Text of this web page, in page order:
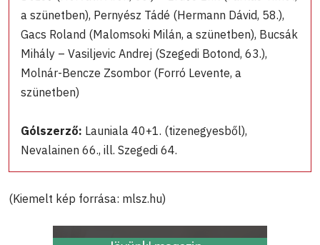
a szünetben), Pernyész Tádé (Hermann Dávid, 58.),
Gacs Roland (Malomsoki Milán, a szünetben), Bucsák
Mihály – Vasiljevic Andrej (Szegedi Botond, 63.),
Molnár-Bencze Zsombor (Forró Levente, a
szünetben)
Gólszerző: Launiala 40+1. (tizenegyesből),
Nevalainen 66., ill. Szegedi 64.
(Kiemelt kép forrása: mlsz.hu)